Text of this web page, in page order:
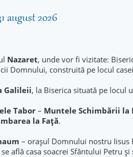
august 2026
Nazaret, unde vor fi vizitate:
Domnului, construită pe locul
Galileii, la Biserica situată pe locul
Tabor – Muntele Schimbării la
la Faţă.
– oraşul Domnului nostru Iisus
află casa soacrei Sfântului Petru şi